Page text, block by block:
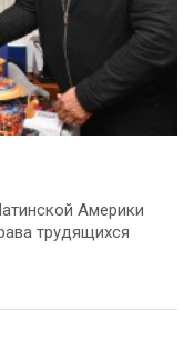
Америки
трудящихся